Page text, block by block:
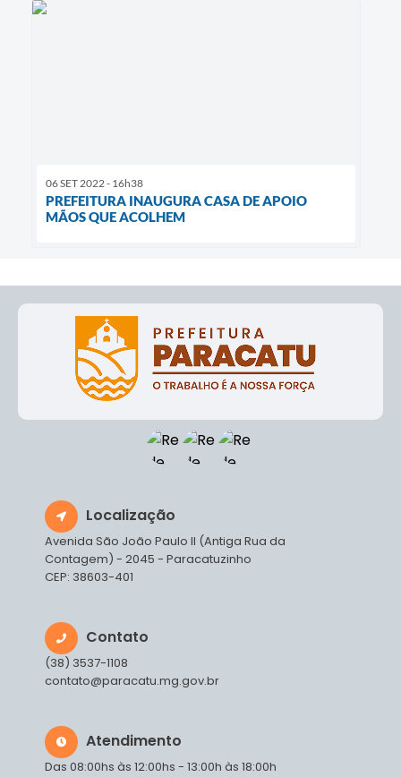
06 SET 2022 - 16h38
PREFEITURA INAUGURA CASA DE APOIO
MÃOS QUE ACOLHEM
Localização
Avenida São João Paulo II (Antiga Rua da
Contagem) - 2045 - Paracatuzinho
CEP: 38603-401
Contato
(38) 3537-1108
contato@paracatu.mg.gov.br
Atendimento
Das 08:00hs às 12:00hs - 13:00h às 18:00h